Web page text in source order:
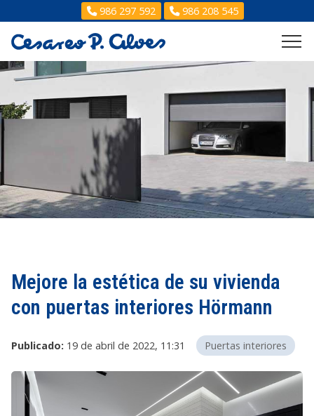
986 297 592 986 208 545
Mejore la estética de su vivienda
con puertas interiores Hörmann
Publicado: 19 de abril de 2022, 11:31 Puertas interiores